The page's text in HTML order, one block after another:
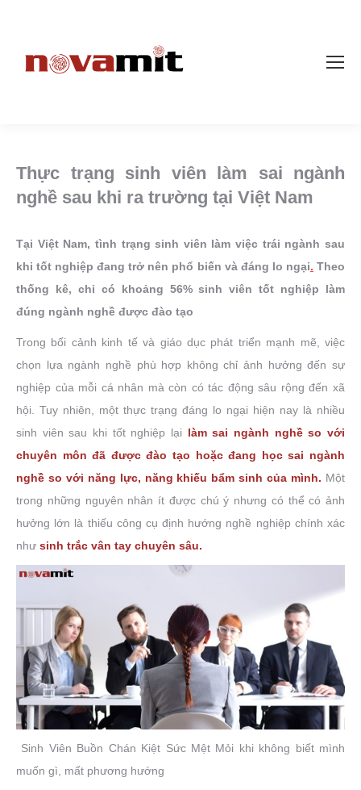
Thực trạng sinh viên làm sai ngành
nghề sau khi ra trường tại Việt Nam
Tại Việt Nam, tình trạng sinh viên làm việc trái ngành sau
khi tốt nghiệp đang trở nên phổ biến và đáng lo ngại. Theo
thống kê, chỉ có khoảng 56% sinh viên tốt nghiệp làm
đúng ngành nghề được đào tạo
Trong bối cảnh kinh tế và giáo dục phát triển mạnh mẽ, việc
chọn lựa ngành nghề phù hợp không chỉ ảnh hưởng đến sự
nghiệp của mỗi cá nhân mà còn có tác động sâu rộng đến xã
hội. Tuy nhiên, một thực trạng đáng lo ngại hiện nay là nhiều
sinh viên sau khi tốt nghiệp lại làm sai ngành nghề so với
chuyên môn đã được đào tạo hoặc đang học sai ngành
nghề so với năng lực, năng khiếu bẩm sinh của mình. Một
trong những nguyên nhân ít được chú ý nhưng có thể có ảnh
hưởng lớn là thiếu công cụ định hướng nghề nghiệp chính xác
như sinh trắc vân tay chuyên sâu.
Sinh Viên Buồn Chán Kiệt Sức Mệt Mỏi khi không biết mình
muốn gì, mất phương hướng